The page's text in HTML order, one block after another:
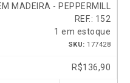
MADEIRA - PEPPERMILL
REF.: 152
1 em estoque
SKU: 177428
R$136,90